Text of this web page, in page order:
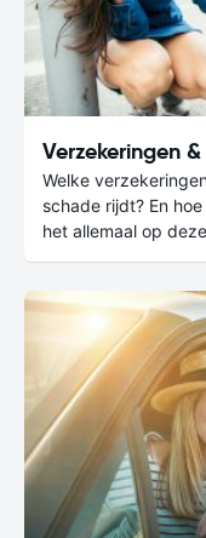
Verzekeringen
Welke
schade rijdt? En
het allemaal op